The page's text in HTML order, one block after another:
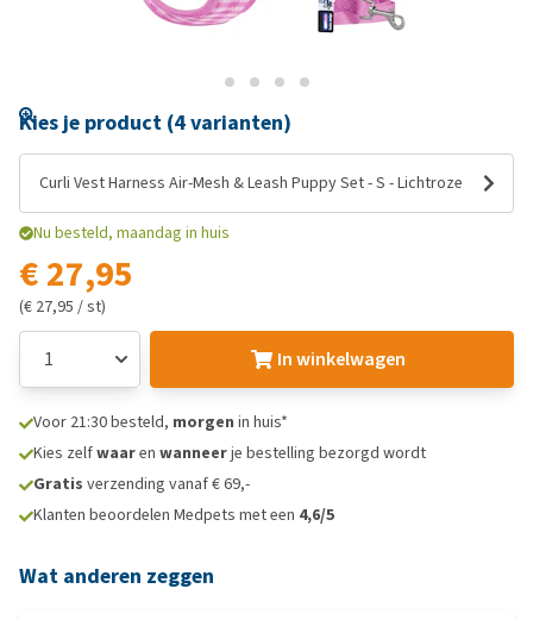
Kies je product (4 varianten)
Curli Vest Harness Air-Mesh & Leash Puppy Set - S - Lichtroze
Nu besteld, maandag in huis
€ 27,95
(€ 27,95 / st)
In winkelwagen
Voor 21:30 besteld, morgen in huis*
Kies zelfwaaren wanneerje bestelling bezorgd wordt
Gratis verzending vanaf € 69,-
Klanten beoordelen Medpets met een 4,6/5
Wat anderen zeggen